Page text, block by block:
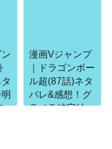
漫画Vジャンプ
｜ドラゴンボー
ル超(87話)ネタ
バレ&感想！グ
ラノラ編完結